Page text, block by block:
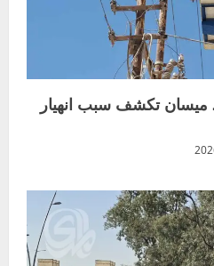
ميسان تكشف سبب انهيار